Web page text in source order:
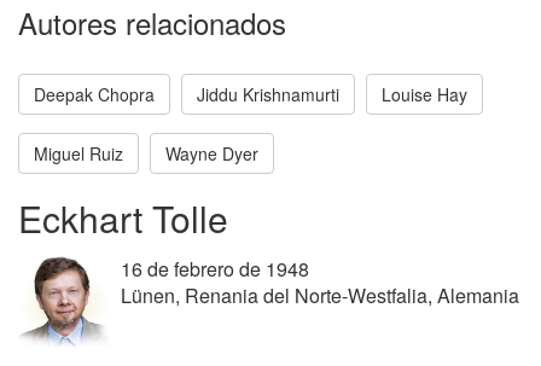
Autores relacionados
Deepak Chopra Jiddu Krishnamurti Louise Hay
Miguel Ruiz Wayne Dyer
Eckhart Tolle
16 de febrero de 1948
Lünen, Renania del Norte-Westfalia, Alemania